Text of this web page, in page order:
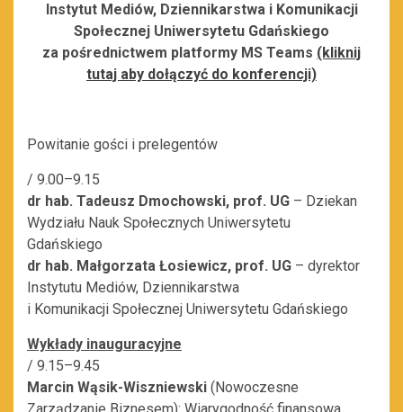
Instytut Mediów, Dziennikarstwa i Komunikacji
Społecznej Uniwersytetu Gdańskiego
za pośrednictwem platformy MS Teams (kliknij
tutaj aby dołączyć do konferencji)
Powitanie gości i prelegentów
/ 9.00–9.15
dr hab. Tadeusz Dmochowski, prof. UG – Dziekan
Wydziału Nauk Społecznych Uniwersytetu
Gdańskiego
dr hab. Małgorzata Łosiewicz, prof. UG – dyrektor
Instytutu Mediów, Dziennikarstwa
i Komunikacji Społecznej Uniwersytetu Gdańskiego
Wykłady inauguracyjne
/ 9.15–9.45
Marcin Wąsik-Wiszniewski (Nowoczesne